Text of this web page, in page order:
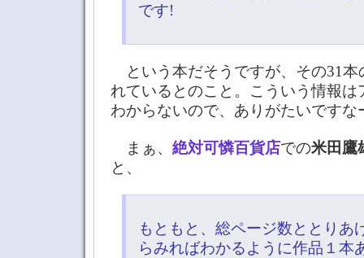
です!
という本だそうですが、その31本
れているとのこと。こういう情報は
わからないので、ありがたいですな
まぁ、 絶対可憐百貨店での米田鷹
と、
もともと、総ページ数ととりあ
らみればわかるように作品１本